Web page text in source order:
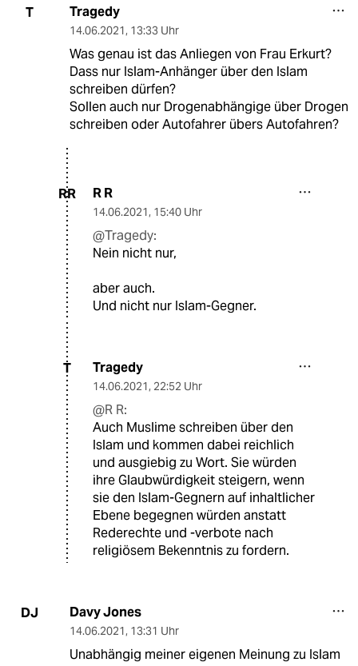
T Tragedy
14.06.2021, 13:33 Uhr
Was genau ist das Anliegen von Frau Erkurt?
Dass nur Islam-Anhänger über den Islam
schreiben dürfen?
Sollen auch nur Drogenabhängige über Drogen
schreiben oder Autofahrer übers Autofahren?
RR R R
14.06.2021, 15:40 Uhr
@Tragedy:
Nein nicht nur,
aber auch.
Und nicht nur Islam-Gegner.
T Tragedy
14.06.2021, 22:52 Uhr
@R R:
Auch Muslime schreiben über den
Islam und kommen dabei reichlich
und ausgiebig zu Wort. Sie würden
ihre Glaubwürdigkeit steigern, wenn
sie den Islam-Gegnern auf inhaltlicher
Ebene begegnen würden anstatt
Rederechte und -verbote nach
religiösem Bekenntnis zu fordern.
DJ Davy Jones
14.06.2021, 13:31 Uhr
Unabhängig meiner eigenen Meinung zu Islam